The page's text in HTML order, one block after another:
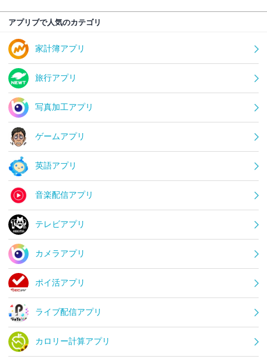
アプリブで人気のカテゴリ
家計簿アプリ
旅行アプリ
写真加工アプリ
ゲームアプリ
英語アプリ
音楽配信アプリ
テレビアプリ
カメラアプリ
ポイ活アプリ
ライブ配信アプリ
カロリー計算アプリ